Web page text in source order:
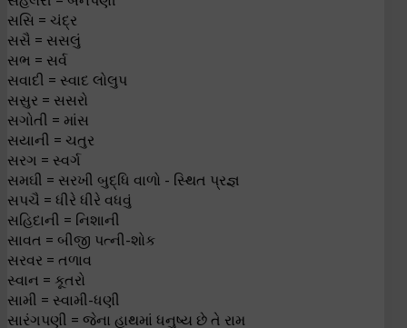
સસિ = ચંદ્ર
સસૈ = સસલું
સભ = સર્વ
સવાદી = સ્વાદ લોલુપ
સસુર = સસરો
સગોતી = માંસ
સયાની = ચતુર
સરગ = સ્વર્ગ
સમઘી = સરખી બુદ્ધિ વાળો - સ્થિત પ્રજ્ઞ
સપચૈ = ધીરે ધીરે વધવું
સહિદાની = નિશાની
સાવત = બીજી પત્ની-શોક
સરવર = તળાવ
સ્વાન = કૂતરો
સામી = સ્વામી-ધણી
સારંગપણી = જેના હાથમાં ધનુષ્ય છે તે રામ